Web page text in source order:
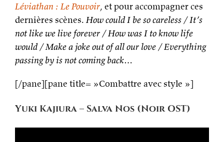
Léviathan : Le Pouvoir, et pour accompagner ces
dernières scènes. How could I be so careless / It’s
not like we live forever / How was I to know life
would / Make a joke out of all our love / Everything
passing by is not coming back…
[/pane][pane title= »Combattre avec style »]
Yuki Kajiura – Salva Nos (Noir OST)